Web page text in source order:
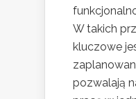
W takich
kluczowe
pozwalają